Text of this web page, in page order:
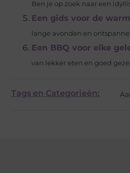
Ben je op zoek naar een
Een gids voor de
lange avonden en
Een BBQ voor elke
van lekker eten en goed
Tags en Categorieën: